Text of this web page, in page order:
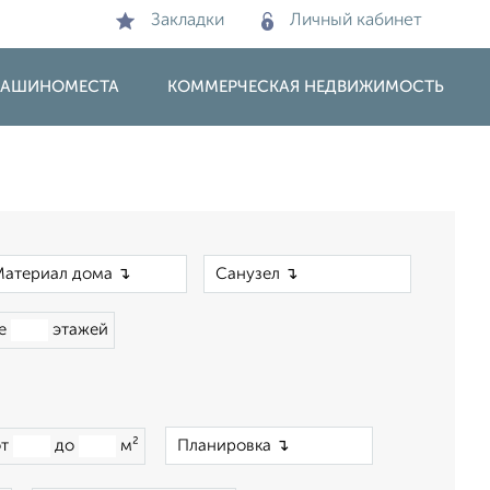
Закладки Личный кабинет
КОММЕРЧЕСКАЯ НЕДВИЖИМОСТЬ
этажей
до м²